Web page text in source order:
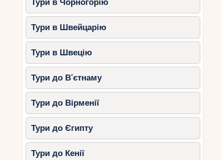
Тури в Чорногорію
Тури в Швейцарію
Тури в Швецію
Тури до В’єтнаму
Тури до Вірменії
Тури до Єгипту
Тури до Кенії